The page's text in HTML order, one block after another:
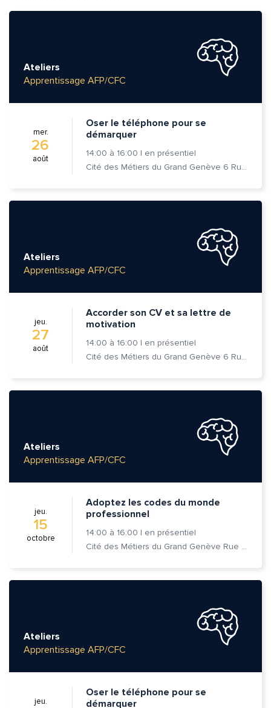
Ateliers
Apprentissage AFP/CFC
mer.
26
août
Oser le téléphone pour se
démarquer
14:00 à 16:00 | en présentiel
Cité des Métiers du Grand Genève 6 Rue Prévost-Martin 1205 Genève
Ateliers
Apprentissage AFP/CFC
jeu.
27
août
Accorder son CV et sa lettre de
motivation
14:00 à 16:00 | en présentiel
Cité des Métiers du Grand Genève 6 Rue Prévost-Martin 1205 Genève
Ateliers
Apprentissage AFP/CFC
jeu.
15
octobre
Adoptez les codes du monde
professionnel
14:00 à 16:00 | en présentiel
Cité des Métiers du Grand Genève Rue Prévost-Martin 6 1205 Genève
Ateliers
Apprentissage AFP/CFC
jeu.
Oser le téléphone pour se
démarquer
Prénom et nom*
Adresse e-mail*
Quelle est la pertinence de cette page?